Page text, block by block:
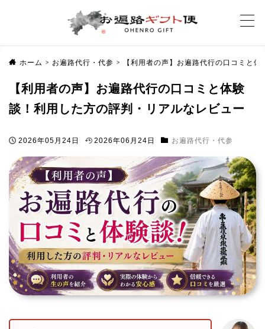
ホーム > お遍路代行・代参 > 【利用者の声】お遍路代行の口コミと
【利用者の声】お遍路代行の口コミと体験
談！利用した方の評判・リアルなレビュー
2026年05月24日 2026年06月24日 お遍路代行・代参